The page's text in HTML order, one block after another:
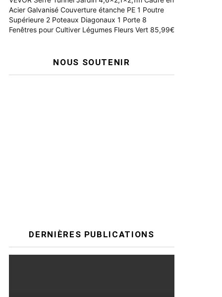
Acier Galvanisé Couverture étanche PE 1 Poutre
Supérieure 2 Poteaux Diagonaux 1 Porte 8
Fenêtres pour Cultiver Légumes Fleurs Vert 85,99€
NOUS SOUTENIR
DERNIÈRES PUBLICATIONS